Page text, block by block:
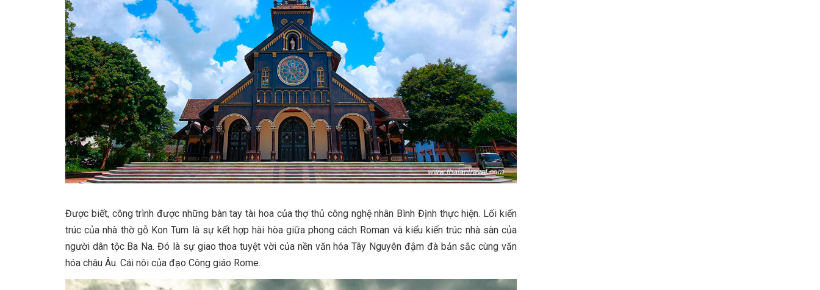
Được biết, công trình được những bàn tay tài hoa của thợ thủ công nghệ nhân Bình Định thực hiện. Lối kiến
trúc của nhà thờ gỗ Kon Tum là sự kết hợp hài hòa giữa phong cách Roman và kiểu kiến trúc nhà sàn của
người dân tộc Ba Na. Đó là sự giao thoa tuyệt vời của nền văn hóa Tây Nguyên đậm đà bản sắc cùng văn
hóa châu Âu. Cái nôi của đạo Công giáo Rome.